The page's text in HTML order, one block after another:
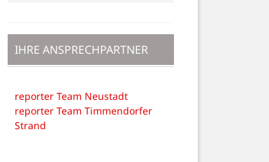
IHRE ANSPRECHPARTNER
reporter Team Neustadt
reporter Team Timmendorfer
Strand